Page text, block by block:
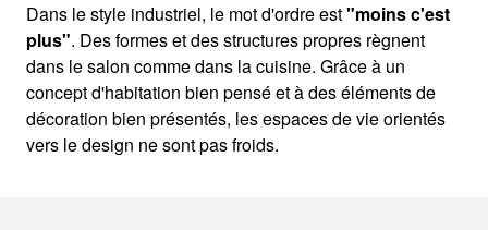
Dans le style industriel, le mot d'ordre est"moins c'est
plus". Des formes et des structures propres règnent
dans le salon comme dans la cuisine. Grâce à un
concept d'habitation bien pensé et à des éléments de
décoration bien présentés, les espaces de vie orientés
vers le design ne sont pas froids.